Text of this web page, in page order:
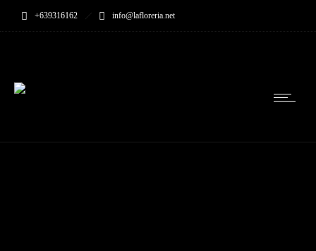
+639316162 info@lafloreria.net